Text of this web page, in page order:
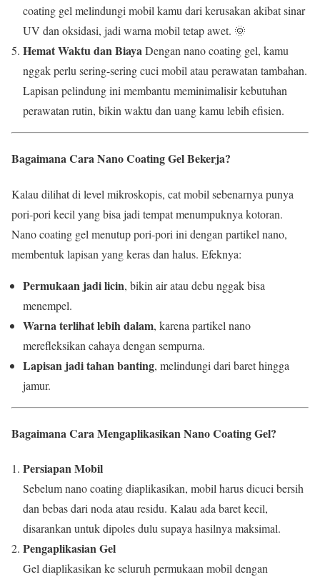
coating gel melindungi mobil kamu dari kerusakan akibat sinar
UV dan oksidasi, jadi warna mobil tetap awet. 🌞
Hemat Waktu dan BiayaDengan nano coating gel, kamu
nggak perlu sering-sering cuci mobil atau perawatan tambahan.
Lapisan pelindung ini membantu meminimalisir kebutuhan
perawatan rutin, bikin waktu dan uang kamu lebih efisien.
Bagaimana Cara Nano Coating Gel Bekerja?
Kalau dilihat di level mikroskopis, cat mobil sebenarnya punya
pori-pori kecil yang bisa jadi tempat menumpuknya kotoran.
Nano coating gel menutup pori-pori ini dengan partikel nano,
membentuk lapisan yang keras dan halus. Efeknya:
Permukaan jadi licin, bikin air atau debu nggak bisa
menempel.
Warna terlihat lebih dalam, karena partikel nano
merefleksikan cahaya dengan sempurna.
Lapisan jadi tahan banting, melindungi dari baret hingga
jamur.
Bagaimana Cara Mengaplikasikan Nano Coating Gel?
Persiapan Mobil
Sebelum nano coating diaplikasikan, mobil harus dicuci bersih
dan bebas dari noda atau residu. Kalau ada baret kecil,
disarankan untuk dipoles dulu supaya hasilnya maksimal.
Pengaplikasian Gel
Gel diaplikasikan ke seluruh permukaan mobil dengan